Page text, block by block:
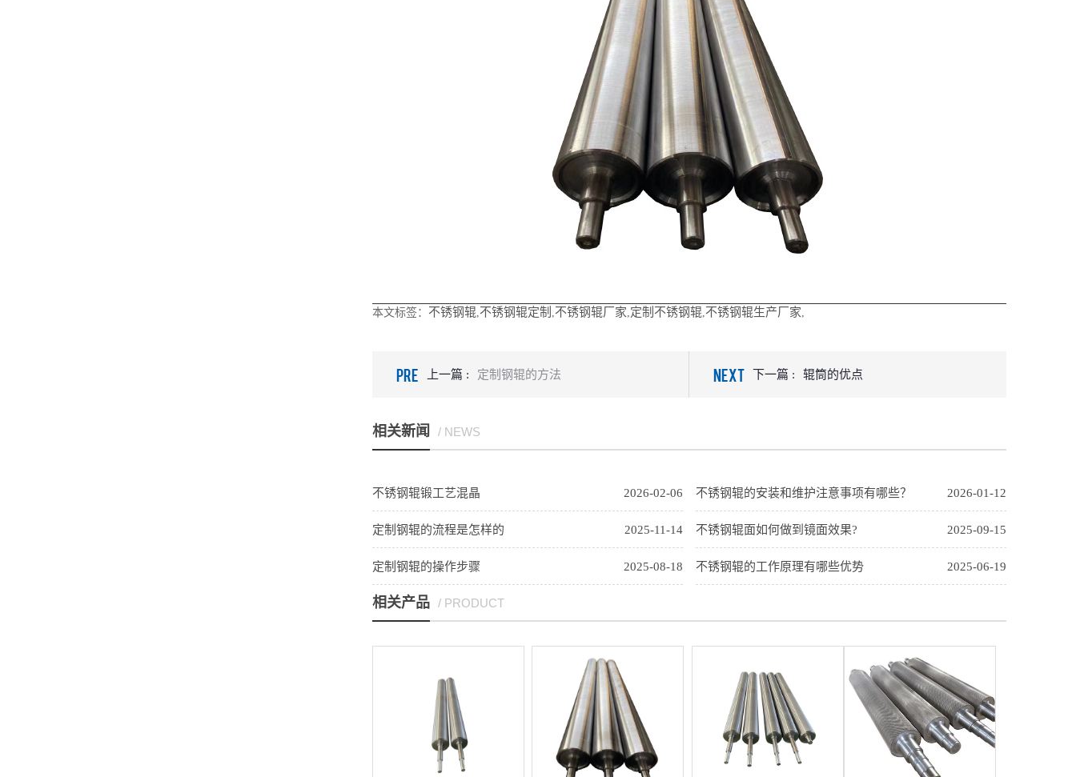
本文标签： 不锈钢辊,不锈钢辊定制 ,不锈钢辊厂家,定制不锈钢辊,不锈钢辊生产厂家,
PRE 上一篇 : 定制钢辊的方法 NEXT 下一篇 : 辊筒的优点
相关新闻 / NEWS
2026-02-06
不锈钢辊锻工艺混晶 2026-01-12
不锈钢辊的安装和维护注意事项有哪些？
2025-11-14
定制钢辊的流程是怎样的 2025-09-15
不锈钢辊面如何做到镜面效果?
2025-08-18
定制钢辊的操作步骤 2025-06-19
不锈钢辊的工作原理有哪些优势
相关产品 / PRODUCT